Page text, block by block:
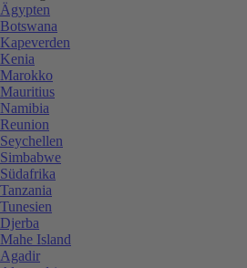
Ägypten
Botswana
Kapeverden
Kenia
Marokko
Mauritius
Namibia
Reunion
Seychellen
Simbabwe
Südafrika
Tanzania
Tunesien
Djerba
Mahe Island
Agadir